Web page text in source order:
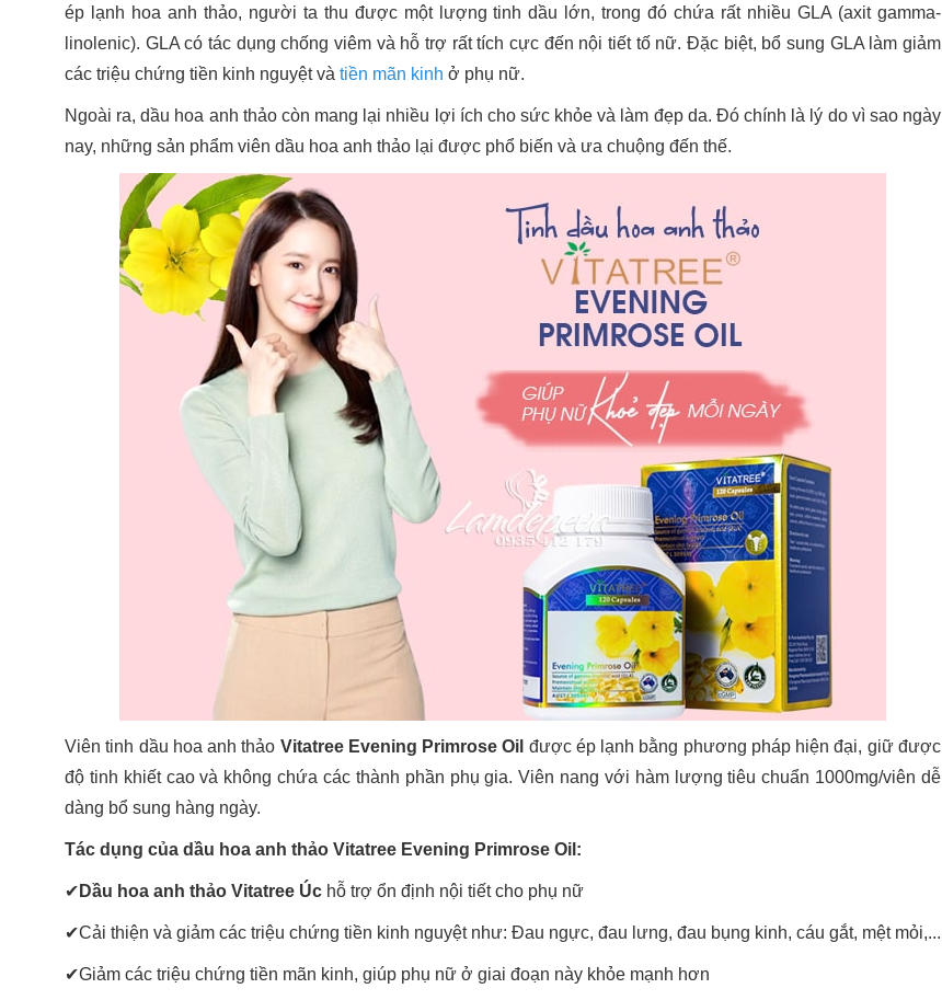
ép lạnh hoa anh thảo, người ta thu được một lượng tinh dầu lớn, trong đó chứa rất nhiều GLA (axit gamma-
linolenic). GLA có tác dụng chống viêm và hỗ trợ rất tích cực đến nội tiết tố nữ. Đặc biệt, bổ sung GLA làm giảm
các triệu chứng tiền kinh nguyệt và tiền mãn kinh ở phụ nữ.
Ngoài ra, dầu hoa anh thảo còn mang lại nhiều lợi ích cho sức khỏe và làm đẹp da. Đó chính là lý do vì sao ngày
nay, những sản phẩm viên dầu hoa anh thảo lại được phổ biến và ưa chuộng đến thế.
Viên tinh dầu hoa anh thảo Vitatree Evening Primrose Oil được ép lạnh bằng phương pháp hiện đại, giữ được
độ tinh khiết cao và không chứa các thành phần phụ gia. Viên nang với hàm lượng tiêu chuẩn 1000mg/viên dễ
dàng bổ sung hàng ngày.
Tác dụng của dầu hoa anh thảo Vitatree Evening Primrose Oil:
✔ Dầu hoa anh thảo Vitatree Úc hỗ trợ ổn định nội tiết cho phụ nữ
✔Cải thiện và giảm các triệu chứng tiền kinh nguyệt như: Đau ngực, đau lưng, đau bụng kinh, cáu gắt, mệt mỏi,...
✔Giảm các triệu chứng tiền mãn kinh, giúp phụ nữ ở giai đoạn này khỏe mạnh hơn